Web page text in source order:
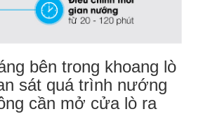
bên trong khoang lò
sát quá trình nướng
cần mở cửa lò ra